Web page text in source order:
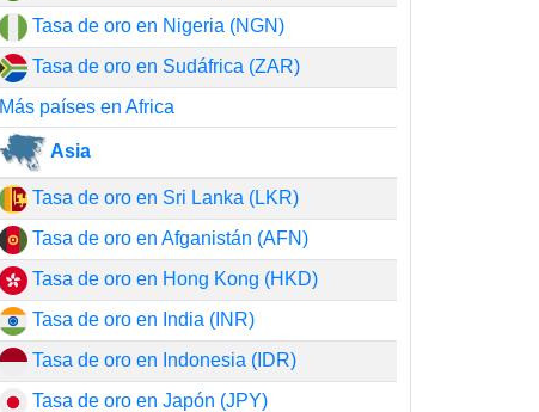
Tasa de oro en Nigeria (NGN)
Tasa de oro en Sudáfrica (ZAR)
Más países en Africa
Asia
Tasa de oro en Sri Lanka (LKR)
Tasa de oro en Afganistán (AFN)
Tasa de oro en Hong Kong (HKD)
Tasa de oro en India (INR)
Tasa de oro en Indonesia (IDR)
Tasa de oro en Japón (JPY)